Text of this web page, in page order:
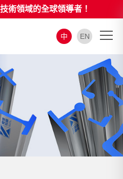
術領域的全球領導者！
中 EN